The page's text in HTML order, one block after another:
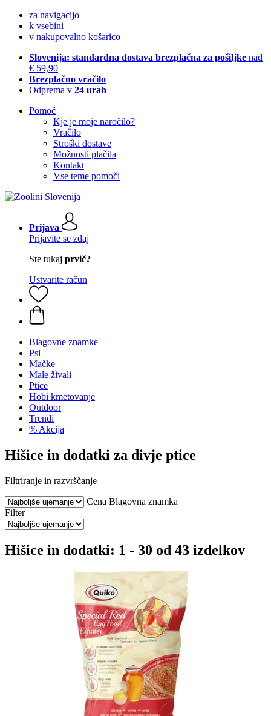
za navigacijo
k vsebini
v nakupovalno košarico
Slovenija: standardna dostava brezplačna za pošiljke nad
€ 59,90
Brezplačno vračilo
Odprema v 24 urah
Pomoč
Kje je moje naročilo?
Vračilo
Stroški dostave
Možnosti plačila
Kontakt
Vse teme pomoči
Prijava
Prijavite se zdaj
Ste tukaj prvič?
Ustvarite račun
Blagovne znamke
Psi
Mačke
Male živali
Ptice
Hobi kmetovanje
Outdoor
Trendi
% Akcija
Hišice in dodatki za divje ptice
Filtriranje in razvrščanje
Cena Blagovna znamka
Filter
Hišice in dodatki: 1 - 30 od 43 izdelkov